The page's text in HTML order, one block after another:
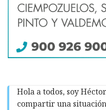
Hola a todos, soy
compartir una